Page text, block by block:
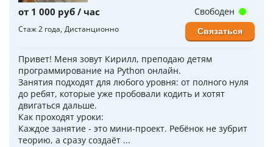
от 1 000 руб / час
Стаж 2 года Дистанционно
Привет! Меня зовут Кирилл, преподаю детям
программирование на Python онлайн.
Занятия подходят для любого уровня: от полного нуля
до ребят, которые уже пробовали кодить и хотят
двигаться дальше.
Как проходят уроки:
Каждое занятие - это мини-проект. Ребёнок не зубрит
теорию, а сразу создаёт ...
Свободен
Связаться